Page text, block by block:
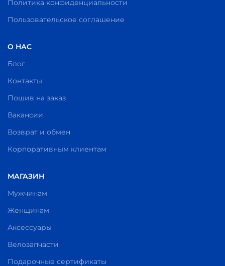
Политика конфиденциальности
Пользовательское соглашение
О НАС
Блог
Контакты
Пошив на заказ
Вакансии
Возврат и обмен
Корпоративным клиентам
МАГАЗИН
Мужчинам
Женщинам
Аксессуары
Велозапчасти
Подарочные сертификаты